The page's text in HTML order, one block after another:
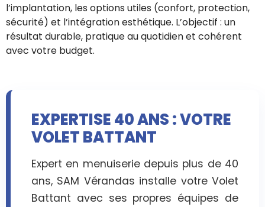
l’implantation, les options utiles (confort, protection,
sécurité) et l’intégration esthétique. L’objectif : un
résultat durable, pratique au quotidien et cohérent
avec votre budget.
EXPERTISE 40 ANS : VOTRE
VOLET BATTANT
Expert en menuiserie depuis plus de 40
ans, SAM Vérandas installe votre Volet
Battant avec ses propres équipes de